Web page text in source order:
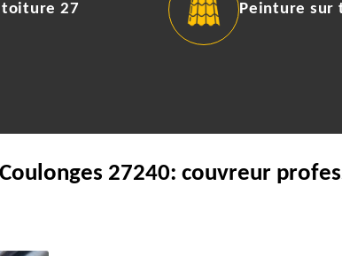
toiture 27 Peinture
27240: couvreur